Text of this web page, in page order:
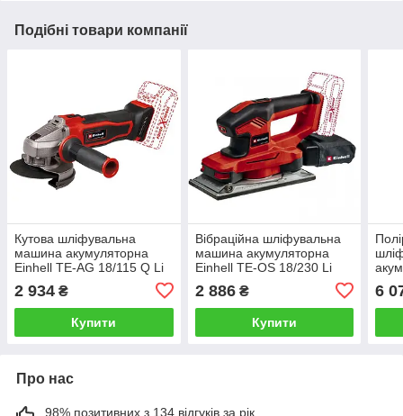
Подібні товари компанії
Кутова шліфувальна
машина акумуляторна
Einhell TE-AG 18/115 Q Li
Solo без АКБ та зарядного
пристрою
2 934 ₴
Купити
Вібраційна шліфувальна
машина акумуляторна
Einhell TE-OS 18/230 Li
Solo (без АКБ і зарядного)
2 886₴
Купити
АКБ
6
Про нас
98% позитивних з 134 відгуків за рік